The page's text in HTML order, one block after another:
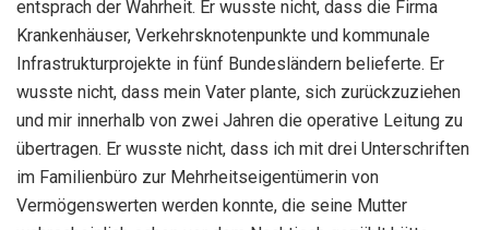
entsprach der Wahrheit. Er wusste nicht, dass die Firma
Krankenhäuser, Verkehrsknotenpunkte und kommunale
Infrastrukturprojekte in fünf Bundesländern belieferte. Er
wusste nicht, dass mein Vater plante, sich zurückzuziehen
und mir innerhalb von zwei Jahren die operative Leitung zu
übertragen. Er wusste nicht, dass ich mit drei Unterschriften
im Familienbüro zur Mehrheitseigentümerin von
Vermögenswerten werden konnte, die seine Mutter